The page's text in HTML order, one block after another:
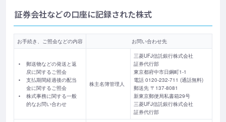
証券会社などの口座に記録された株式
お手続き、ご照会などの内容 お問い合わせ先
郵送物などの発送と返
戻に関するご照会
支払期間経過後の配当
金に関するご照会
株式事務に関する一般
的なお問い合わせ
株主名簿管理人
三菱UFJ信託銀行株式会社
証券代行部
東京都府中市日鋼町1-1
電話 0120-232-711 (通話無料)
郵送先 〒137-8081
新東京郵便局私書箱29号
三菱UFJ信託銀行株式会社
証券代行部